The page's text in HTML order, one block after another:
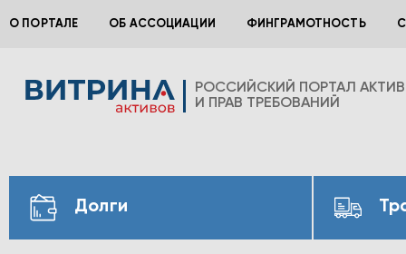
О ПОРТАЛЕ ОБ АССОЦИАЦИИ ФИНГРАМОТНОСТЬ
РОССИЙСКИЙ ПОРТАЛ
И ПРАВ ТРЕБОВАНИЙ
Долги